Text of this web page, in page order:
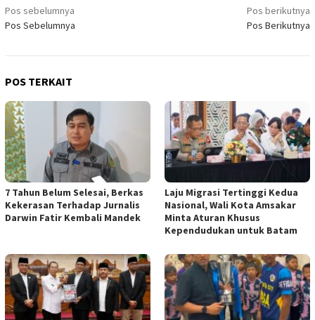
Navigasi
pos
Pos sebelumnya
Pos Sebelumnya
Pos berikutnya
Pos Berikutnya
POS TERKAIT
7 Tahun Belum Selesai, Berkas
Kekerasan Terhadap Jurnalis
Darwin Fatir Kembali Mandek
Laju Migrasi Tertinggi Kedua
Nasional, Wali Kota Amsakar
Minta Aturan Khusus
Kependudukan untuk Batam